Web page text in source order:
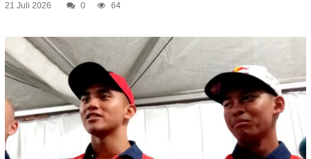
21 Juli 2026 0 64